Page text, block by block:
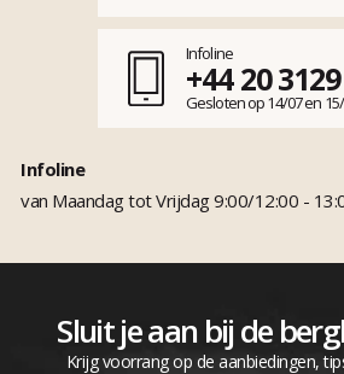
Infoline
+44 20
Gesloten op 14/07 en
Infoline
van Maandag tot Vrijdag 9:00/12:00 -
Sluit je aan bij de
Krijg voorrang op de aanbiedingen,